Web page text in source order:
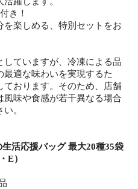
き！
を楽しめる、特別セットをお
ていますが、冷凍による品
適な味わいを実現するた
おります。そのため、店舗
味や食感が若干異なる場合
。
活応援バッグ 最大20種35袋
E）